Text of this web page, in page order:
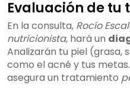
Evaluación de tu
En la consulta, Rocío
nutricionista, hará un
Analizarán tu piel (grasa,
como el acné y tus
asegura un tratamiento